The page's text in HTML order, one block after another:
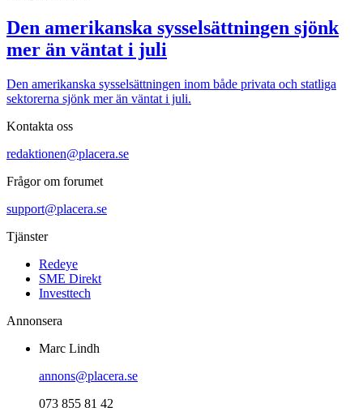
Den amerikanska sysselsättningen sjönk
mer än väntat i juli
Den amerikanska sysselsättningen inom både privata och statliga
sektorerna sjönk mer än väntat i juli.
Kontakta oss
redaktionen@placera.se
Frågor om forumet
support@placera.se
Tjänster
Redeye
SME Direkt
Investtech
Annonsera
Marc Lindh
annons@placera.se
073 855 81 42